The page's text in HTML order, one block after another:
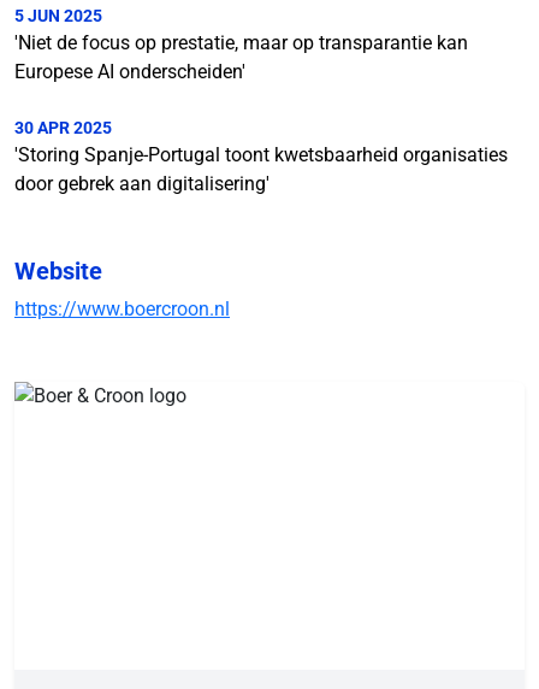
5 JUN 2025
'Niet de focus op prestatie, maar op transparantie kan
Europese AI onderscheiden'
30 APR 2025
'Storing Spanje-Portugal toont kwetsbaarheid organisaties
door gebrek aan digitalisering'
Website
https://www.boercroon.nl